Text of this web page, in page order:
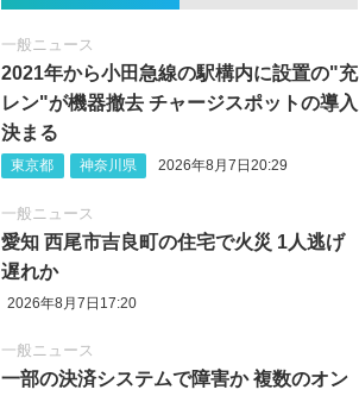
一般ニュース
2021年から小田急線の駅構内に設置の"充
レン"が機器撤去 チャージスポットの導入
決まる
東京都 神奈川県 2026年8月7日20:29
一般ニュース
愛知 西尾市吉良町の住宅で火災 1人逃げ
遅れか
2026年8月7日17:20
一般ニュース
一部の決済システムで障害か 複数のオン